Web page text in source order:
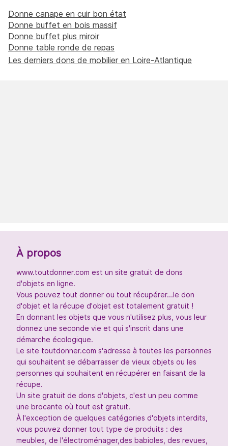
Donne canape en cuir bon état
Donne buffet en bois massif
Donne buffet plus miroir
Donne table ronde de repas
Les derniers dons de mobilier en Loire-Atlantique
À propos
www.toutdonner.com est un site gratuit de dons
d'objets en ligne.
Vous pouvez tout donner ou tout récupérer...le don
d'objet et la récupe d'objet est totalement gratuit !
En donnant les objets que vous n'utilisez plus, vous leur
donnez une seconde vie et qui s'inscrit dans une
démarche écologique.
Le site toutdonner.com s'adresse à toutes les personnes
qui souhaitent se débarrasser de vieux objets ou les
personnes qui souhaitent en récupérer en faisant de la
récupe.
Un site gratuit de dons d'objets, c'est un peu comme
une brocante où tout est gratuit.
À l'exception de quelques catégories d'objets interdits,
vous pouvez donner tout type de produits : des
meubles, de l'électroménager,des babioles, des revues,